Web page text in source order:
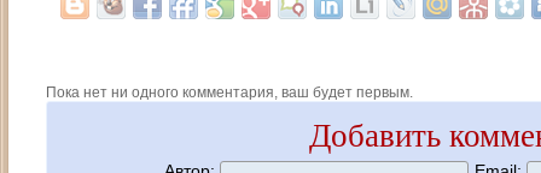
Пока нет ни одного комментария, ваш будет первым.
Добавить